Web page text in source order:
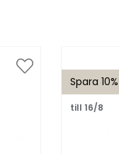
Spara 10%
till 16/8